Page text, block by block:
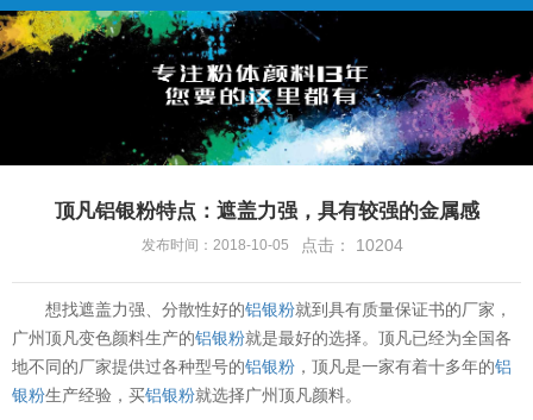
顶凡铝银粉特点：遮盖力强，具有较强的金属感
发布时间：2018-10-05 点击： 10204
想找遮盖力强、分散性好的铝银粉就到具有质量保证书的厂家，
广州顶凡变色颜料生产的铝银粉就是最好的选择。顶凡已经为全国各
地不同的厂家提供过各种型号的铝银粉 ，顶凡是一家有着十多年的铝
银粉生产经验，买铝银粉就选择广州顶凡颜料。